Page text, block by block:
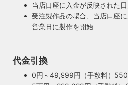
当店口座に入金が反映された
受注製作品の場合、当店口座
営業日に製作を開始
代金引換
0円～49,999円（手数料）